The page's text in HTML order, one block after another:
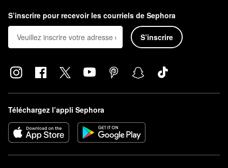
S’inscrire pour recevoir les courriels de Sephora
S’inscrire
Téléchargez l’appli Sephora